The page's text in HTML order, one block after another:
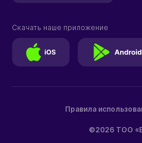
©2026 ТОО
Правила
Скачать наше приложение